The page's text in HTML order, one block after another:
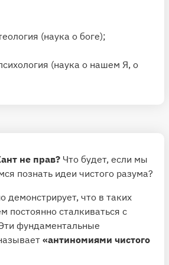
(наука о боге);
(наука о нашем Я, о
не прав? Что будет, если мы
познать идеи чистого разума?
демонстрирует, что в таких
постоянно сталкиваться с
фундаментальные
«антиномиями чистого